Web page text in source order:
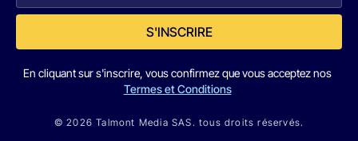
S'INSCRIRE
En cliquant sur s'inscrire, vous confirmez que vous acceptez nos
Termes et Conditions
© 2026 Talmont Media SAS. tous droits réservés.